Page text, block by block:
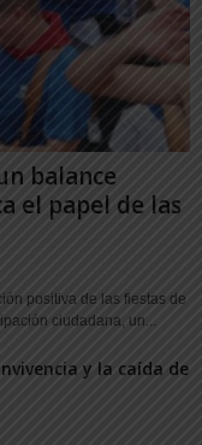
balance
el papel de las
positiva de las fiestas de
ciudadana, un...
y la caída de